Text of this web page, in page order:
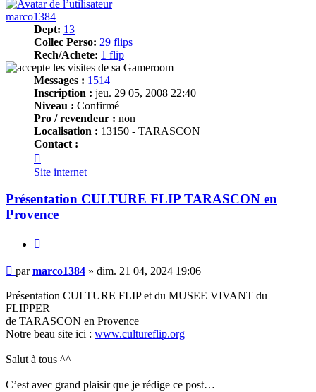
marco1384
Dept: 13
Collec Perso: 29 flips
Rech/Achete: 1 flip
Messages : 1514
Inscription : jeu. 29 05, 2008 22:40
Niveau : Confirmé
Pro / revendeur : non
Localisation : 13150 - TARASCON
Contact :
marco1384
Site internet
Présentation CULTURE FLIP TARASCON en
Provence
Message
parmarco1384 » dim. 21 04, 2024 19:06
Présentation CULTURE FLIP et du MUSEE VIVANT du
FLIPPER
de TARASCON en Provence
Notre beau site ici : www.cultureflip.org
Salut à tous ^^
C’est avec grand plaisir que je rédige ce post…